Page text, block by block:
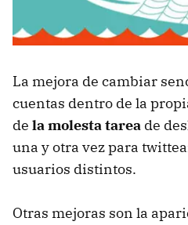
La mejora de cambiar
cuentas dentro de la
de la molesta tarea de
una y otra vez para
usuarios distintos.
Otras mejoras son la